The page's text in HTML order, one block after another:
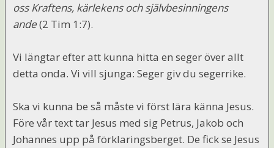
oss Kraftens, kärlekens och självbesinningens
ande(2 Tim 1:7).
Vi längtar efter att kunna hitta en seger över allt
detta onda. Vi vill sjunga: Seger giv du segerrike.
Ska vi kunna be så måste vi först lära känna Jesus.
Före vår text tar Jesus med sig Petrus, Jakob och
Johannes upp på förklaringsberget. De fick se Jesus